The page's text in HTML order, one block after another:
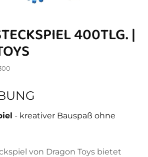
400TLG. |
- kreativer Bauspaß ohne
von Dragon Toys bietet